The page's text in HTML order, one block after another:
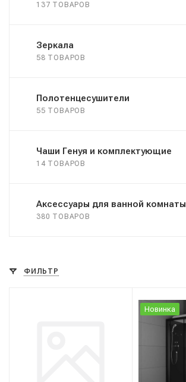
137 ТОВАРОВ
Зеркала
58 ТОВАРОВ
Полотенцесушители
55 ТОВАРОВ
Чаши Генуя и комплектующие
14 ТОВАРОВ
Аксессуары для ванной комнаты
380 ТОВАРОВ
ФИЛЬТР
Новинка